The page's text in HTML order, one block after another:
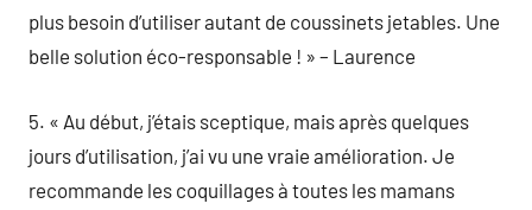
plus besoin d’utiliser autant de coussinets jetables. Une
belle solution éco-responsable ! » – Laurence
5. « Au début, j’étais sceptique, mais après quelques
jours d’utilisation, j’ai vu une vraie amélioration. Je
recommande les coquillages à toutes les mamans